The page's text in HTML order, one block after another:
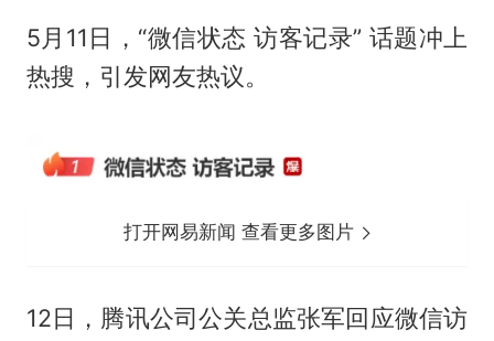
5月11日，“微信状态 访客记录” 话题冲上
热搜，引发网友热议。
打开网易新闻 查看更多图片
12日，腾讯公司公关总监张军回应微信访